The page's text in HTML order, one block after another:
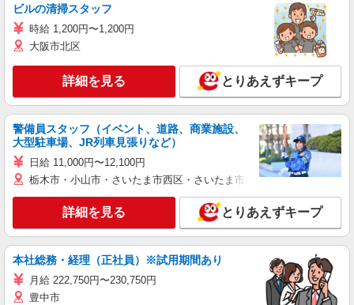
ビルの清掃スタッフ
時給 1,200円〜1,200円
大阪市北区
詳細を見る とりあえずキープ
警備員スタッフ（イベント、道路、商業施設、
大型駐車場、JR列車見張りなど）
日給 11,000円〜12,100円
栃木市・小山市・さいたま市西区・さいたま市岩槻区・久喜市・蓮田
詳細を見る とりあえずキープ
本社総務・経理（正社員）※試用期間あり
月給 222,750円〜230,750円
豊中市